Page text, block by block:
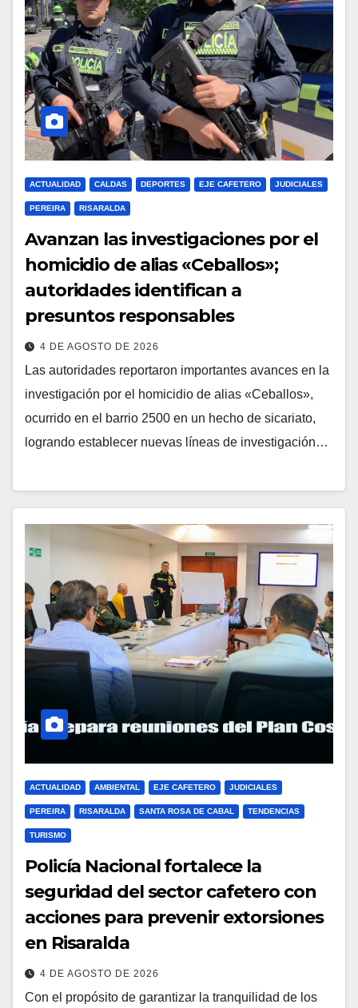
ACTUALIDAD CALDAS DEPORTES EJE CAFETERO JUDICIALES
PEREIRA RISARALDA
Avanzan las investigaciones por el
homicidio de alias «Ceballos»;
autoridades identifican a
presuntos responsables
4 DE AGOSTO DE 2026
Las autoridades reportaron importantes avances en la
investigación por el homicidio de alias «Ceballos»,
ocurrido en el barrio 2500 en un hecho de sicariato,
logrando establecer nuevas líneas de investigación…
ACTUALIDAD AMBIENTAL EJE CAFETERO JUDICIALES
PEREIRA RISARALDA SANTA ROSA DE CABAL TENDENCIAS
TURISMO
Policía Nacional fortalece la
seguridad del sector cafetero con
acciones para prevenir extorsiones
en Risaralda
4 DE AGOSTO DE 2026
Con el propósito de garantizar la tranquilidad de los